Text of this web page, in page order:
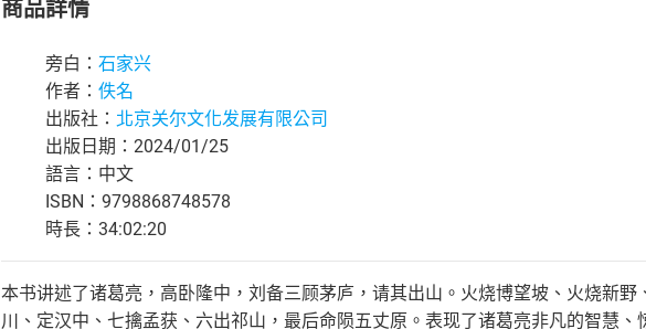
商品詳情
旁白： 石家兴
作者： 佚名
出版社： 北京关尔文化发展有限公司
出版日期：2024/01/25
語言：中文
ISBN：9798868748578
時長：34:02:20
本书讲述了诸葛亮，高卧隆中，刘备三顾茅庐，请其出山。火烧博望坡、火烧新
川、定汉中、七擒孟获、六出祁山，最后命陨五丈原。表现了诸葛亮非凡的智慧